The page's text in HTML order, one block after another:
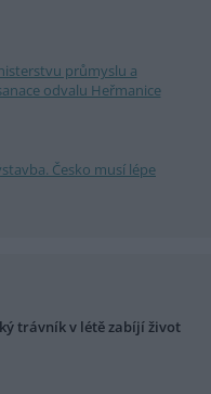
průmyslu a
odvalu Heřmanice
Česko musí lépe
trávník v létě zabíjí život